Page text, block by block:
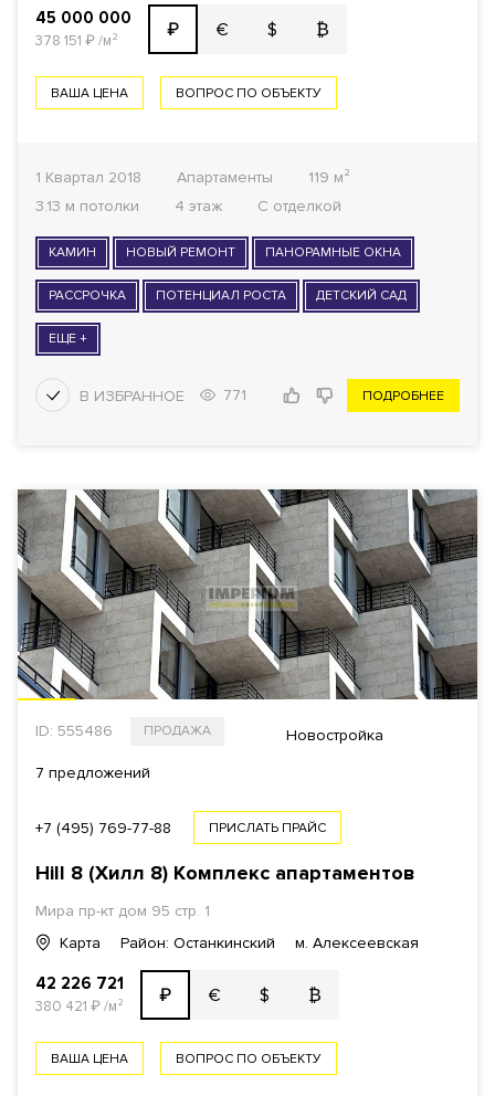
45 000 000
378 151 ₽/м² ₽ € $ ₿
ВАША ЦЕНА ВОПРОС ПО ОБЪЕКТУ
1 Квартал 2018 Апартаменты
119 м²
3.13 м потолки
4 этаж С отделкой
КАМИН НОВЫЙ РЕМОНТ ПАНОРАМНЫЕ ОКНА
РАССРОЧКА ПОТЕНЦИАЛ РОСТА ДЕТСКИЙ САД
ЕЩЕ +
771 ПОДРОБНЕЕ
ID: 555486 ПРОДАЖА Новостройка
7 предложений
+7 (495) 769-77-88 ПРИСЛАТЬ ПРАЙС
Hill 8 (Хилл 8) Комплекс апартаментов
Мира пр-кт дом 95 стр. 1
Карта
Район: Останкинский м. Алексеевская
42 226 721
380 421 ₽/м² ₽ € $ ₿
ВАША ЦЕНА ВОПРОС ПО ОБЪЕКТУ